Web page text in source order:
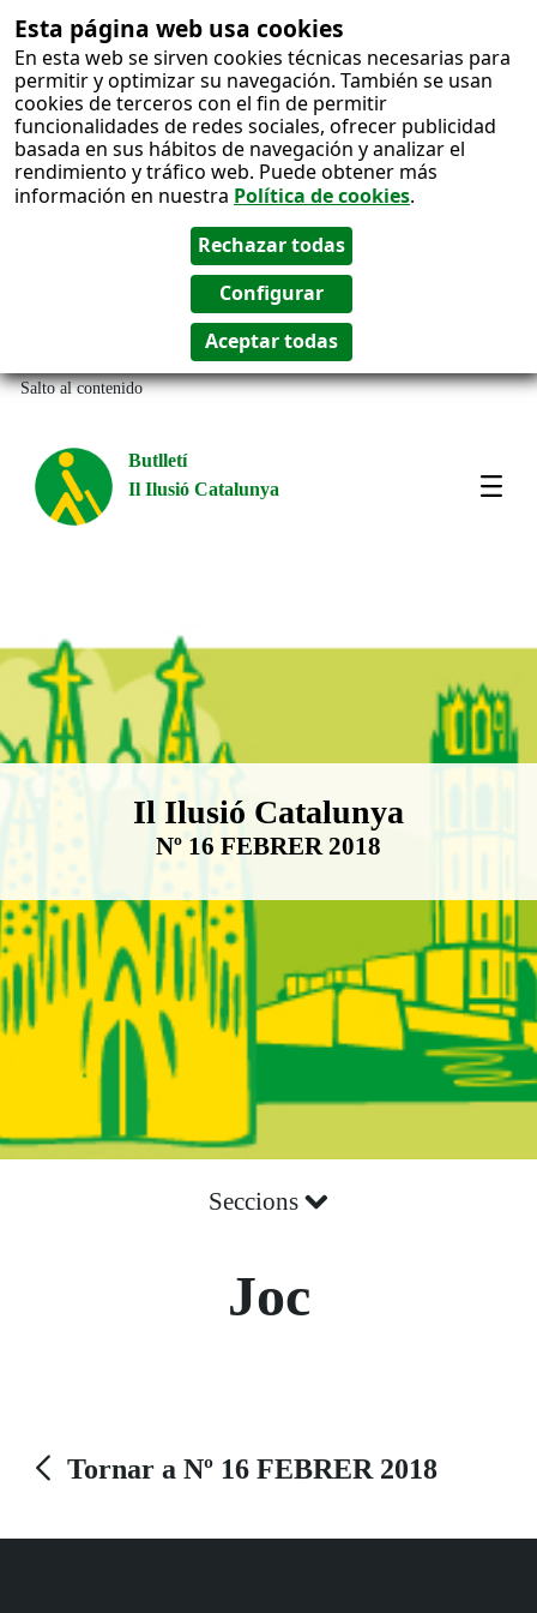
Esta página web usa cookies
En esta web se sirven cookies técnicas necesarias para
permitir y optimizar su navegación. También se usan
cookies de terceros con el fin de permitir
funcionalidades de redes sociales, ofrecer publicidad
basada en sus hábitos de navegación y analizar el
rendimiento y tráfico web. Puede obtener más
información en nuestra Política de cookies.
Salto al contenido
Butlletí
Il Ilusió Catalunya
Boletín Il·lusió Catalunya
Il Ilusió Catalunya
Nº 16 FEBRER 2018
Seccions
Joc
Tornar a Nº 16 FEBRER 2018